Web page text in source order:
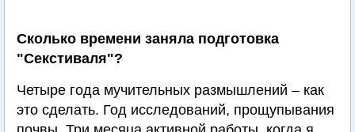
Сколько времени заняла подготовка
"Секстиваля"?
Четыре года мучительных размышлений – как
это сделать. Год исследований, прощупывания